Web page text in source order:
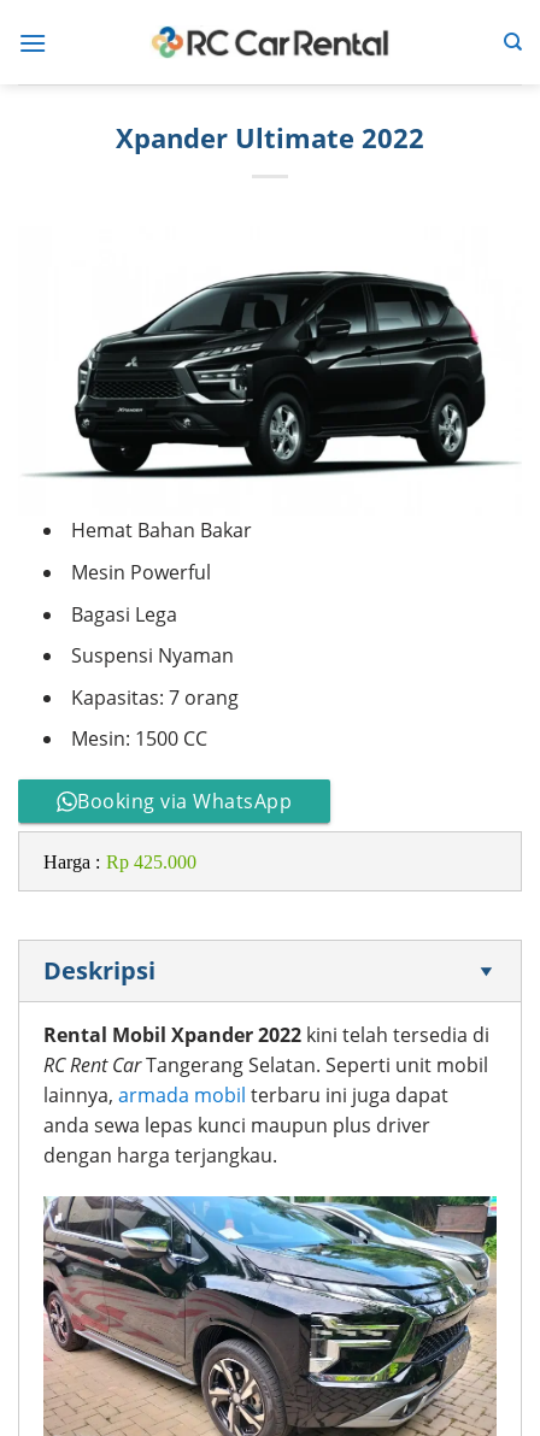
Xpander Ultimate 2022
Hemat Bahan Bakar
Mesin Powerful
Bagasi Lega
Suspensi Nyaman
Kapasitas: 7 orang
Mesin: 1500 CC
Booking via WhatsApp
Harga : Rp 425.000
Deskripsi
Rental Mobil Xpander 2022 kini telah tersedia di
RC Rent CarTangerang Selatan. Seperti unit mobil
lainnya, armada mobil terbaru ini juga dapat
anda sewa lepas kunci maupun plus driver
dengan harga terjangkau.